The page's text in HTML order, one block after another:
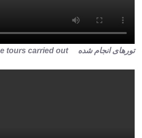
تورهای انجام شده The tours carried out